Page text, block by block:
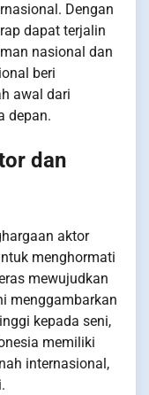
Dengan
dapat terjalin
nasional dan
beri
awal dari
depan.
dan
aktor
menghormati
mewujudkan
menggambarkan
kepada seni,
memiliki
internasional,